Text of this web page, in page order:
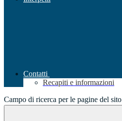
Contatti
Recapiti e informazioni
Campo di ricerca per le pagine del sito